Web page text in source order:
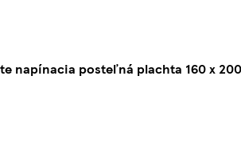
napínacia posteľná plachta 160 x